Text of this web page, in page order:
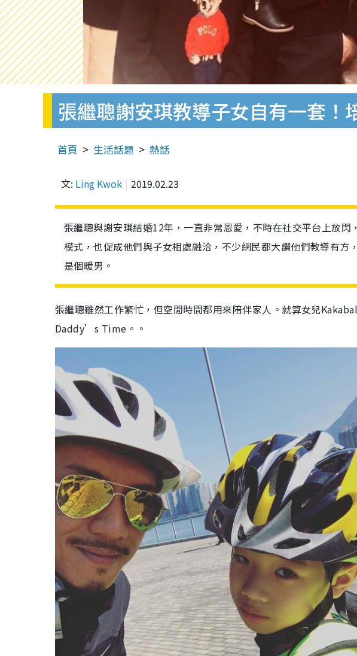
張繼聰謝安琪教導子女自有一套
首頁 生活話題 熱話
文: Ling Kwok 2019.02.23
張繼聰與謝安琪結婚12年，一直非常恩愛，不時在社交平台上放
模式，也促成他們與子女相處融洽，不少網民都大讚他們教導有
是個暖男。
張繼聰雖然工作繁忙，但空閒時間都用來陪伴家人。就算女兒
Daddy’s Time。。